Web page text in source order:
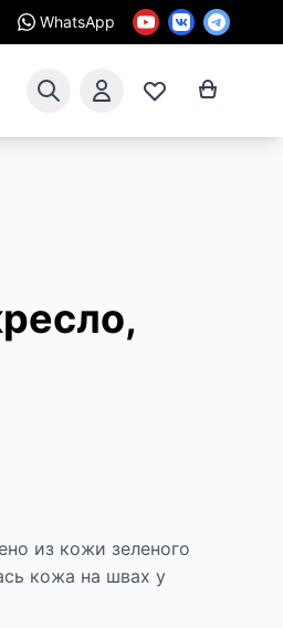
WhatsApp
из кожи зеленого
кожа на швах у